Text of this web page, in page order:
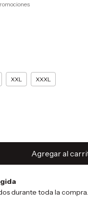
XXL XXXL
durante toda la compra.